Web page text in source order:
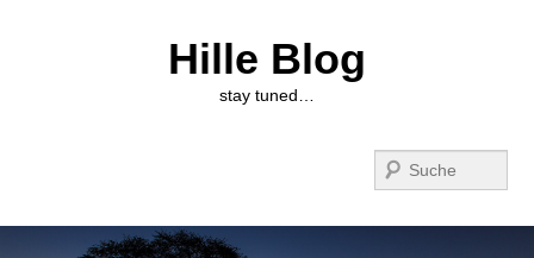
Hille Blog
stay tuned…